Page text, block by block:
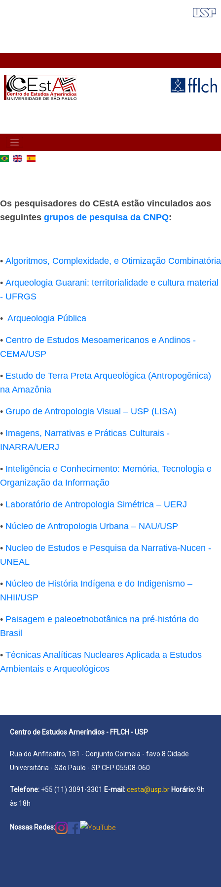
MAIN
NAVIGATION
Os pesquisadores do CEstA estão vinculados aos
seguintes grupos de pesquisa da CNPQ:
• Algoritmos, Complexidade, e Otimização Combinatória
• Arqueologia Guarani: territorialidade e cultura material
- UFRGS
• Arqueologia Pública
• Centro de Estudos Mesoamericanos e Andinos -
CEMA/USP
• Estudo de Terra Preta Arqueológica (Antropogênica)
na Amazônia
• Grupo de Antropologia Visual – USP (LISA)
• Imagens, Narrativas e Práticas Culturais -
INARRA/UERJ
• Inteligência e Conhecimento: Memória, Tecnologia e
Organização da Informação
• Laboratório de Antropologia Simétrica – UERJ
• Núcleo de Antropologia Urbana – NAU/USP
• Nucleo de Estudos e Pesquisa da Narrativa-Nucen -
UNEAL
• Núcleo de História Indígena e do Indigenismo –
NHII/USP
• Paisagem e paleoetnobotânica na pré-história do
Brasil
• Técnicas Analíticas Nucleares Aplicada a Estudos
Ambientais e Arqueológicos
Centro de Estudos Ameríndios - FFLCH - USP
Rua do Anfiteatro, 181 - Conjunto Colmeia - favo 8 Cidade
Universitária - São Paulo - SP CEP 05508-060
Telefone: +55 (11) 3091-3301 E-mail:cesta@usp.br Horário:9h
às 18h
Nossas Redes: